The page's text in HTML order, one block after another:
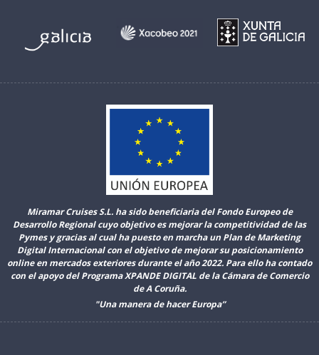
Miramar Cruises S.L. ha sido beneficiaria del Fondo Europeo de
Desarrollo Regional cuyo objetivo es mejorar la competitividad de las
Pymes y gracias al cual ha puesto en marcha un Plan de Marketing
Digital Internacional con el objetivo de mejorar su posicionamiento
online en mercados exteriores durante el año 2022. Para ello ha contado
con el apoyo del Programa XPANDE DIGITAL de la Cámara de Comercio
de A Coruña.
"Una manera de hacer Europa”